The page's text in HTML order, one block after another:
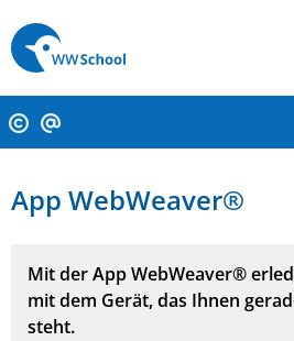
App WebWeaver®
Mit der App WebWeaver®
mit dem Gerät, das Ihnen
steht.